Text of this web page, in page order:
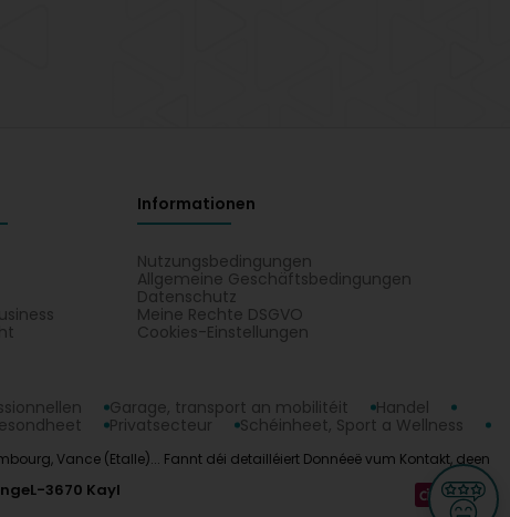
Informationen
Nutzungsbedingungen
Allgemeine Geschäftsbedingungen
Datenschutz
Meine Rechte DSGVO
Cookies-Einstellungen
Garage, transport an mobilitéit
Handel
Privatsecteur
Schéinheet, Sport a Wellness
Vance (Etalle)... Fannt déi detailléiert Donnéeë vum Kontakt, deen
L-3670 Kayl